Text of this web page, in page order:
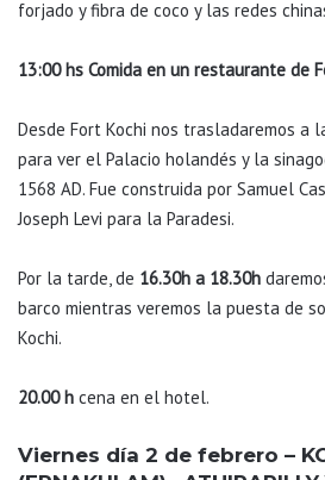
forjado y fibra de coco y las redes
13:00 hs Comida en un restaurante de
Desde Fort Kochi nos trasladaremos a
para ver el Palacio holandés y la
1568 AD. Fue construida por Samuel
Joseph Levi para la Paradesi.
Por la tarde, de 16.30h a 18.30h
barco mientras veremos la puesta de
Kochi.
20.00 h cena en el hotel.
Viernes día 2 de febrero –